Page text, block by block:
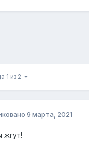
1 из 2
9 марта, 2021
жгут!